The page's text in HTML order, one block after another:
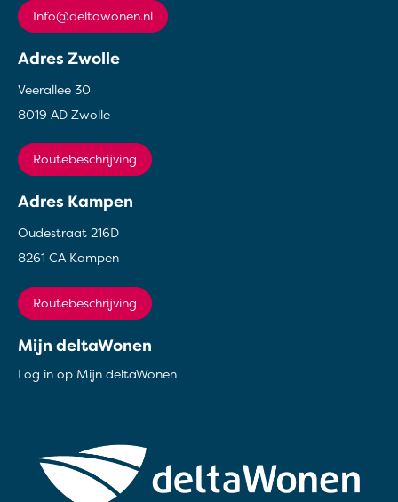
info@deltawonen.nl
Adres Zwolle
Veerallee 30
8019 AD Zwolle
Routebeschrijving
Adres Kampen
Oudestraat 216D
8261 CA Kampen
Routebeschrijving
Mijn deltaWonen
Log in op Mijn deltaWonen